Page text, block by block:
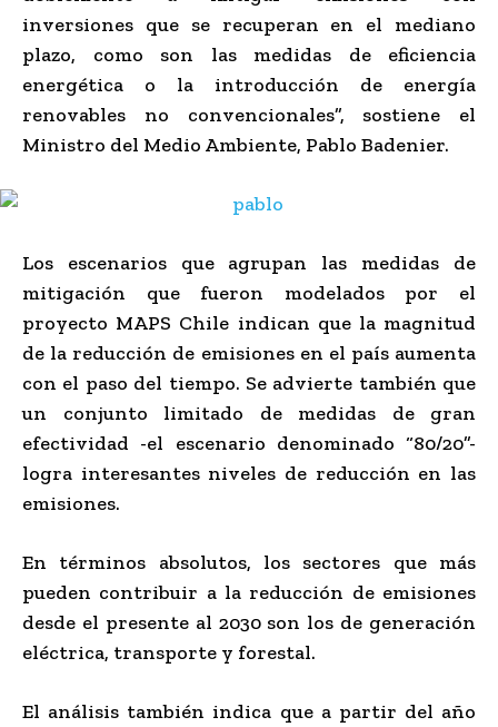
inversiones que se recuperan en el mediano
plazo, como son las medidas de eficiencia
energética o la introducción de energía
renovables no convencionales”, sostiene el
Ministro del Medio Ambiente, Pablo Badenier.
Los escenarios que agrupan las medidas de
mitigación que fueron modelados por el
proyecto MAPS Chile indican que la magnitud
de la reducción de emisiones en el país aumenta
con el paso del tiempo. Se advierte también que
un conjunto limitado de medidas de gran
efectividad -el escenario denominado “80/20”-
logra interesantes niveles de reducción en las
emisiones.
En términos absolutos, los sectores que más
pueden contribuir a la reducción de emisiones
desde el presente al 2030 son los de generación
eléctrica, transporte y forestal.
El análisis también indica que a partir del año